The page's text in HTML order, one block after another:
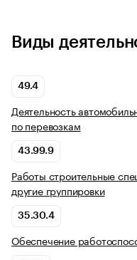
Виды
49.4
Деятельность
по перевозкам
43.99.9
Работы строительные
другие группировки
35.30.4
Обеспечение